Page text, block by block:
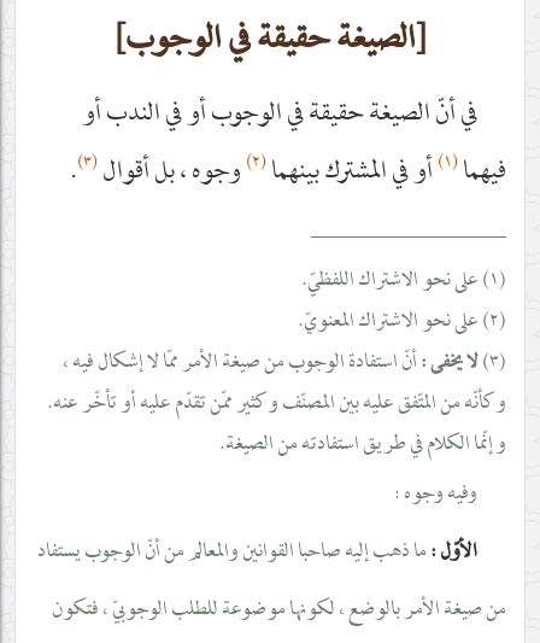
[الصيغة حقيقة في الوجوب]
في أنّ الصيغة حقيقة في الوجوب أو في الندب أو
فيهما(١) أو في المشترك بينهما(٢) وجوه ، بل أقوال(٣) .
__________________
(١) على نحو الاشتراك اللفظيّ.
(٢) على نحو الاشتراك المعنويّ.
(٣) لا يخفى :أنّ استفادة الوجوب من صيغة الأمر ممّا لا إشكال فيه ،
وكأنّه من المتّفق عليه بين المصنّف وكثير ممّن تقدّم عليه أو تأخّر عنه.
وإنّما الكلام في طريق استفادته من الصيغة.
وفيه وجوه :
الأوّل :ما ذهب إليه صاحبا القوانين والمعالم من أنّ الوجوب يستفاد
من صيغة الأمر بالوضع ، لكونها موضوعة للطلب الوجوبيّ ، فتكون